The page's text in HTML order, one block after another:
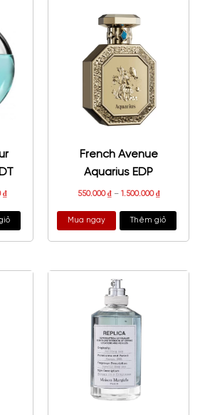
₫
French Avenue
Aquarius EDP
550.000₫– 1.500.000₫
Mua ngay Thêm giỏ